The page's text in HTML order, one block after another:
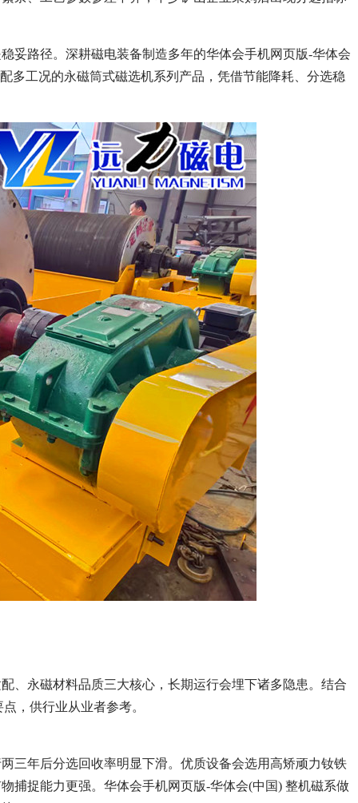
磁永磁滚筒 河沙磁选机工作原理
妥路径。深耕磁电装备制造多年的华体会手机网页版-华体会
多工况的永磁筒式磁选机系列产品，凭借节能降耗、分选稳
、永磁材料品质三大核心，长期运行会埋下诸多隐患。结合
，供行业从业者参考。
三年后分选回收率明显下滑。优质设备会选用高矫顽力钕铁
捕捉能力更强。华体会手机网页版-华体会(中国) 整机磁系做